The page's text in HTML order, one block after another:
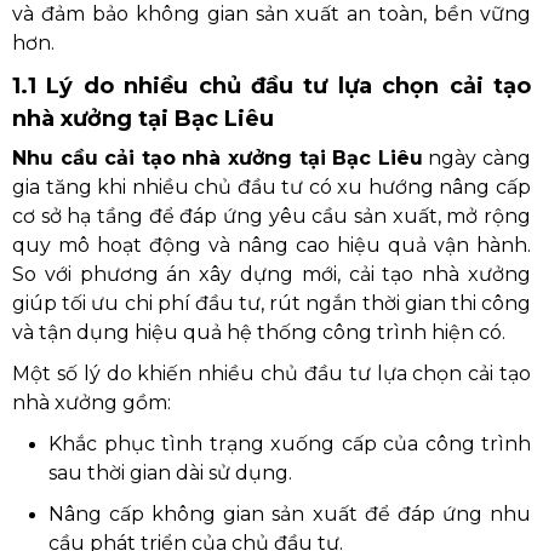
và đảm bảo không gian sản xuất an toàn, bền vững
hơn.
1.1 Lý do nhiều chủ đầu tư lựa chọn cải tạo
nhà xưởng tại Bạc Liêu
Nhu cầu cải tạo nhà xưởng tại Bạc Liêu ngày càng
gia tăng khi nhiều chủ đầu tư có xu hướng nâng cấp
cơ sở hạ tầng để đáp ứng yêu cầu sản xuất, mở rộng
quy mô hoạt động và nâng cao hiệu quả vận hành.
So với phương án xây dựng mới, cải tạo nhà xưởng
giúp tối ưu chi phí đầu tư, rút ngắn thời gian thi công
và tận dụng hiệu quả hệ thống công trình hiện có.
Một số lý do khiến nhiều chủ đầu tư lựa chọn cải tạo
nhà xưởng gồm:
Khắc phục tình trạng xuống cấp của công trình
sau thời gian dài sử dụng.
Nâng cấp không gian sản xuất để đáp ứng nhu
cầu phát triển của chủ đầu tư.